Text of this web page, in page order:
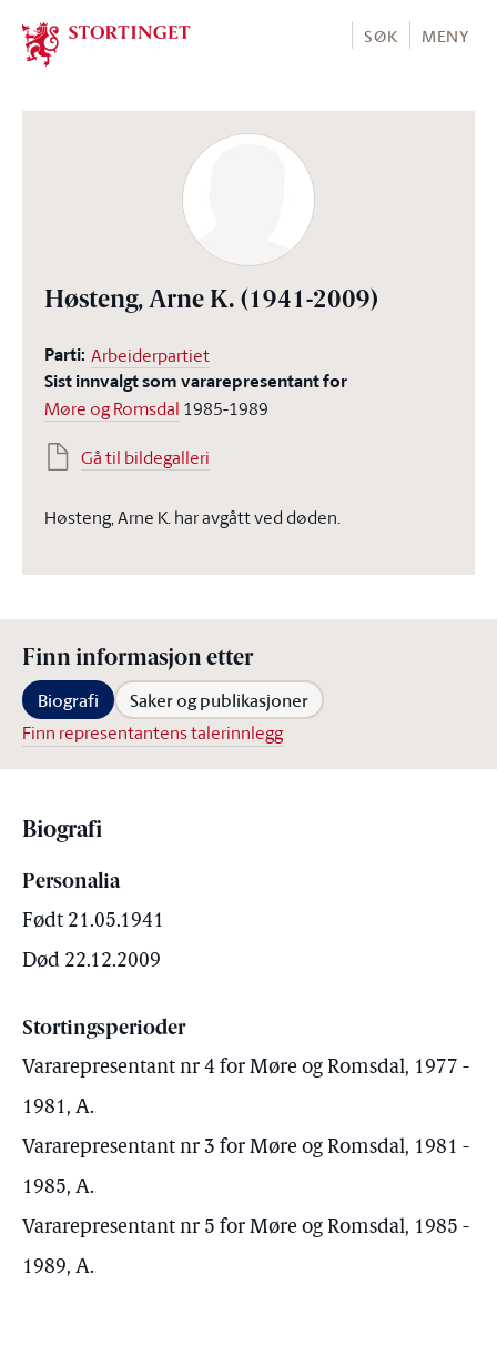
Stortinget.no
SØK MENY
Høsteng, Arne K. (1941-2009)
Parti: Arbeiderpartiet
Sist innvalgt som vararepresentant for
Møre og Romsdal 1985-1989
Gå til bildegalleri
Høsteng, Arne K. har avgått ved døden.
Finn informasjon etter
Biografi Saker og publikasjoner
Finn representantens talerinnlegg
Biografi
Personalia
Født 21.05.1941
Død 22.12.2009
Stortingsperioder
Vararepresentant nr 4 for Møre og Romsdal, 1977 -
1981, A.
Vararepresentant nr 3 for Møre og Romsdal, 1981 -
1985, A.
Vararepresentant nr 5 for Møre og Romsdal, 1985 -
1989, A.